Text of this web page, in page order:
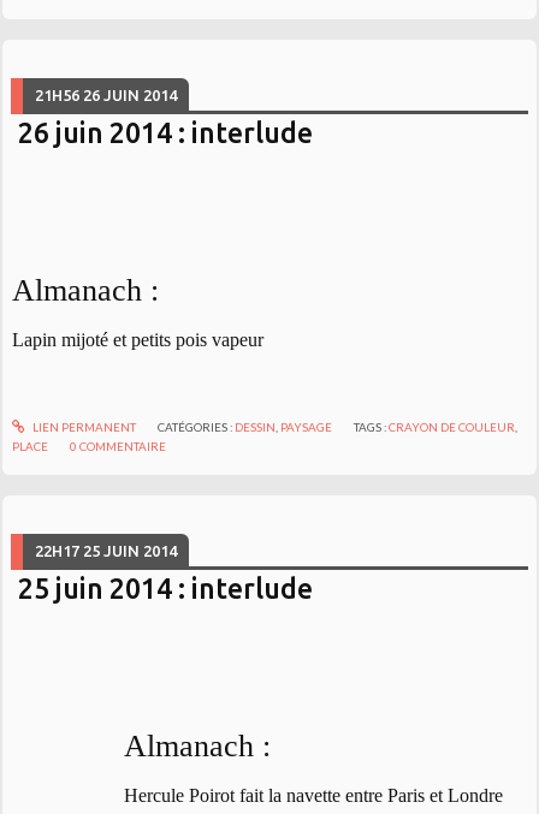
21H56 26 JUIN 2014
26 juin 2014 : interlude
Almanach :
Lapin mijoté et petits pois vapeur
LIEN PERMANENT CATÉGORIES : DESSIN PAYSAGE TAGS :CRAYON DE COULEUR
PLACE
0 COMMENTAIRE
22H17 25 JUIN 2014
25 juin 2014 : interlude
Almanach :
Hercule Poirot fait la navette entre Paris et Londre